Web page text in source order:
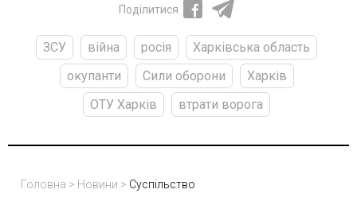
Поділитися
ЗСУ війна росія
Харківська область
окупанти
Сили оборони
Харків
ОТУ Харків
втрати ворога
Головна > Новини > Суспільство